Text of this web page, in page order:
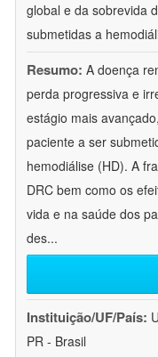
global e da sobrevida
submetidas a
Resumo: A doença
perda progressiva e
estágio mais
paciente a ser
hemodiálise (HD). A
DRC bem como os
vida e na saúde dos
des...
Instituição/UF/País:
PR - Brasil